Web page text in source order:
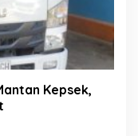
Kepsek,